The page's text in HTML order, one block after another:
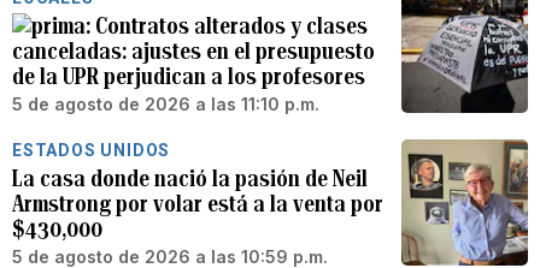
Contratos alterados y clases
canceladas: ajustes en el presupuesto
de la UPR perjudican a los profesores
5 de agosto de 2026 a las 11:10 p.m.
ESTADOS UNIDOS
La casa donde nació la pasión de Neil
Armstrong por volar está a la venta por
$430,000
5 de agosto de 2026 a las 10:59 p.m.